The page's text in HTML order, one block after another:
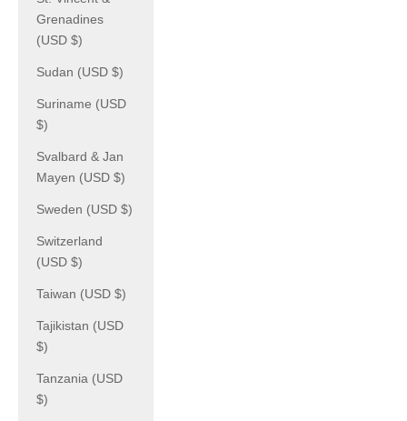
Grenadines
(USD $)
Sudan (USD $)
Suriname (USD
$)
Svalbard & Jan
Mayen (USD $)
Sweden (USD $)
Switzerland
(USD $)
Taiwan (USD $)
Tajikistan (USD
$)
Tanzania (USD
$)